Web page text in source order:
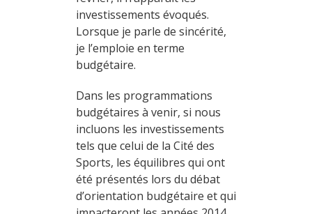
investissements évoqués.
Lorsque je parle de sincérité,
je l’emploie en terme
budgétaire.
Dans les programmations
budgétaires à venir, si nous
incluons les investissements
tels que celui de la Cité des
Sports, les équilibres qui ont
été présentés lors du débat
d’orientation budgétaire et qui